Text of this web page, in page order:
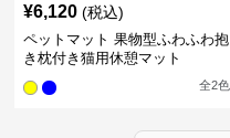
¥6,120 (税込)
ペットマット 果物型ふわふわ抱
き枕付き猫用休憩マット
全2色